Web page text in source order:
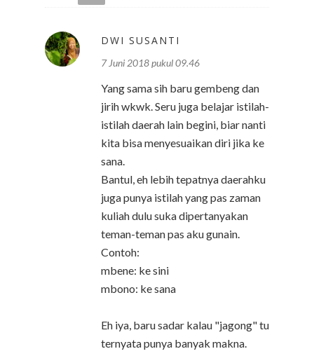
DWI SUSANTI
7 Juni 2018 pukul 09.46
Yang sama sih baru gembeng dan
jirih wkwk. Seru juga belajar istilah-
istilah daerah lain begini, biar nanti
kita bisa menyesuaikan diri jika ke
sana.
Bantul, eh lebih tepatnya daerahku
juga punya istilah yang pas zaman
kuliah dulu suka dipertanyakan
teman-teman pas aku gunain.
Contoh:
mbene: ke sini
mbono: ke sana
Eh iya, baru sadar kalau "jagong" tu
ternyata punya banyak makna.